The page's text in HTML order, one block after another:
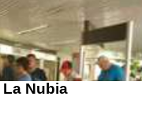
Nubia